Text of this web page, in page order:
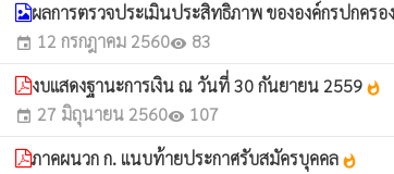
ผลการตรวจประเมินประสิทธิภาพ ขององค์กรปกคร
event 12 กรกฎาคม 2560visibility 83
งบแสดงฐานะการเงิน ณ วันที่ 30 กันยายน 2559 whatshot
event 27 มิถุนายน 2560visibility 107
ภาคผนวก ก. แนบท้ายประกาศรับสมัครบุคคล whatshot